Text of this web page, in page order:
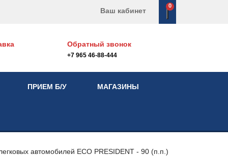
Ваш кабинет
0
Обратный звонок
+7 965 46-88-444
ПРИЕМ Б/У МАГАЗИНЫ
автомобилей ECO PRESIDENT - 90 (п.п.)